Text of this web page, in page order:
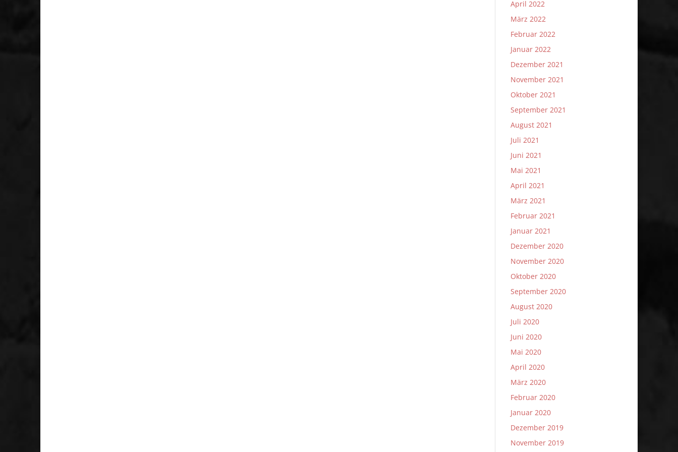
April 2022
März 2022
Februar 2022
Januar 2022
Dezember 2021
November 2021
Oktober 2021
September 2021
August 2021
Juli 2021
Juni 2021
Mai 2021
April 2021
März 2021
Februar 2021
Januar 2021
Dezember 2020
November 2020
Oktober 2020
September 2020
August 2020
Juli 2020
Juni 2020
Mai 2020
April 2020
März 2020
Februar 2020
Januar 2020
Dezember 2019
November 2019